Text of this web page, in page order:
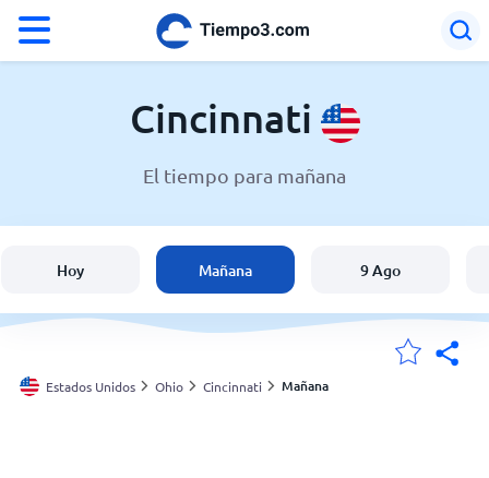
El clima en Cincinnati
España
Argentina
Cincinnati
El tiempo para mañana
Hoy Mañana 9 Ago
Estados Unidos Ohio Cincinnati Mañana